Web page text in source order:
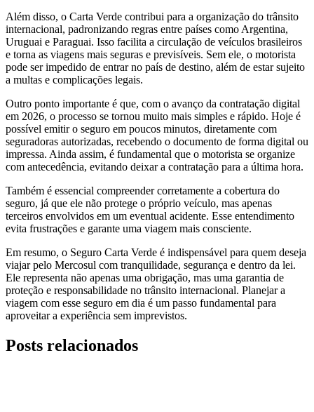
Além disso, o Carta Verde contribui para a organização do trânsito
internacional, padronizando regras entre países como Argentina,
Uruguai e Paraguai. Isso facilita a circulação de veículos brasileiros
e torna as viagens mais seguras e previsíveis. Sem ele, o motorista
pode ser impedido de entrar no país de destino, além de estar sujeito
a multas e complicações legais.
Outro ponto importante é que, com o avanço da contratação digital
em 2026, o processo se tornou muito mais simples e rápido. Hoje é
possível emitir o seguro em poucos minutos, diretamente com
seguradoras autorizadas, recebendo o documento de forma digital ou
impressa. Ainda assim, é fundamental que o motorista se organize
com antecedência, evitando deixar a contratação para a última hora.
Também é essencial compreender corretamente a cobertura do
seguro, já que ele não protege o próprio veículo, mas apenas
terceiros envolvidos em um eventual acidente. Esse entendimento
evita frustrações e garante uma viagem mais consciente.
Em resumo, o Seguro Carta Verde é indispensável para quem deseja
viajar pelo Mercosul com tranquilidade, segurança e dentro da lei.
Ele representa não apenas uma obrigação, mas uma garantia de
proteção e responsabilidade no trânsito internacional. Planejar a
viagem com esse seguro em dia é um passo fundamental para
aproveitar a experiência sem imprevistos.
Posts relacionados